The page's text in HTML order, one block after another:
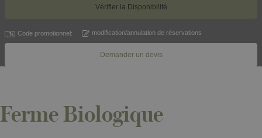
Code promotionnel: modification/annulation de réservations
Demander un devis
Ferme Biologique